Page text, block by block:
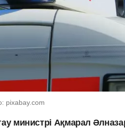
pixabay.com
министрі Ақмарал